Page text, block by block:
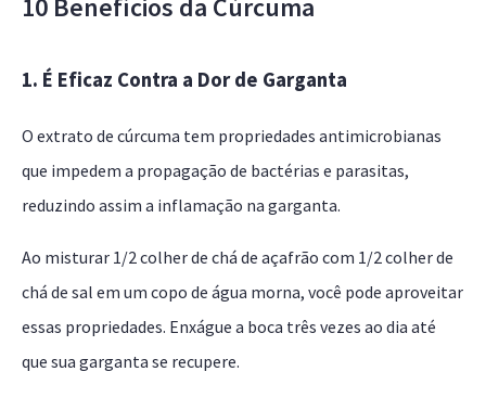
10 Benefícios da Cúrcuma
1. É Eficaz Contra a Dor de Garganta
O extrato de cúrcuma tem propriedades antimicrobianas
que impedem a propagação de bactérias e parasitas,
reduzindo assim a inflamação na garganta.
Ao misturar 1/2 colher de chá de açafrão com 1/2 colher de
chá de sal em um copo de água morna, você pode aproveitar
essas propriedades. Enxágue a boca três vezes ao dia até
que sua garganta se recupere.